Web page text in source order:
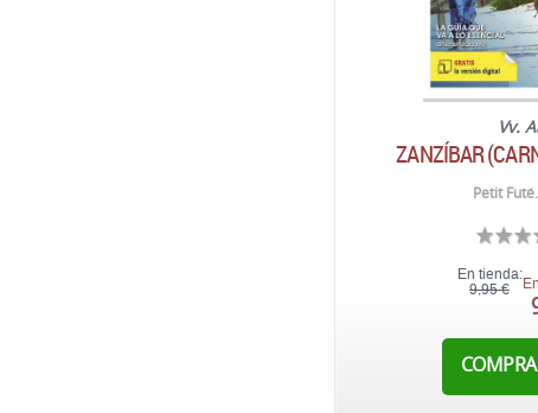
Vv.
ZANZÍBAR
Petit
En tienda:
9,95 €